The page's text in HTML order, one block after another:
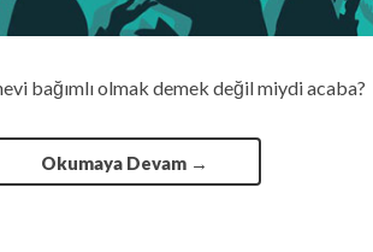
bağımlı olmak demek değil miydi acaba?
Okumaya Devam →